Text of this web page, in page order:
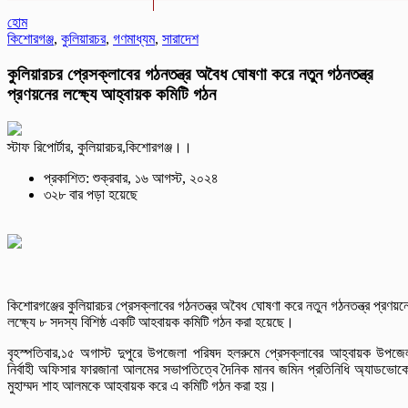
হোম
কিশোরগঞ্জ, কুলিয়ারচর, গণমাধ্যম, সারাদেশ
কুলিয়ারচর প্রেসক্লাবের গঠনতন্ত্র অবৈধ ঘোষণা করে নতুন গঠনতন্ত্র
প্রণয়নের লক্ষ্যে আহ্বায়ক কমিটি গঠন
স্টাফ রিপোর্টার, কুলিয়ারচর,কিশোরগঞ্জ।।
প্রকাশিত: শুক্রবার, ১৬ আগস্ট, ২০২৪
৩২৮ বার পড়া হয়েছে
কিশোরগঞ্জের কুলিয়ারচর প্রেসক্লাবের গঠনতন্ত্র অবৈধ ঘোষণা করে নতুন গঠনতন্ত্র
লক্ষ্যে ৮ সদস্য বিশিষ্ঠ একটি আহবায়ক কমিটি গঠন করা হয়েছে।
বৃহস্পতিবার,১৫ অগাস্ট দুপুরে উপজেলা পরিষদ হলরুমে প্রেসক্লাবের আহ্বায়ক
নির্বাহী অফিসার ফারজানা আলমের সভাপতিত্বে দৈনিক মানব জমিন প্রতিনিধি
মুহাম্মদ শাহ আলমকে আহবায়ক করে এ কমিটি গঠন করা হয়।